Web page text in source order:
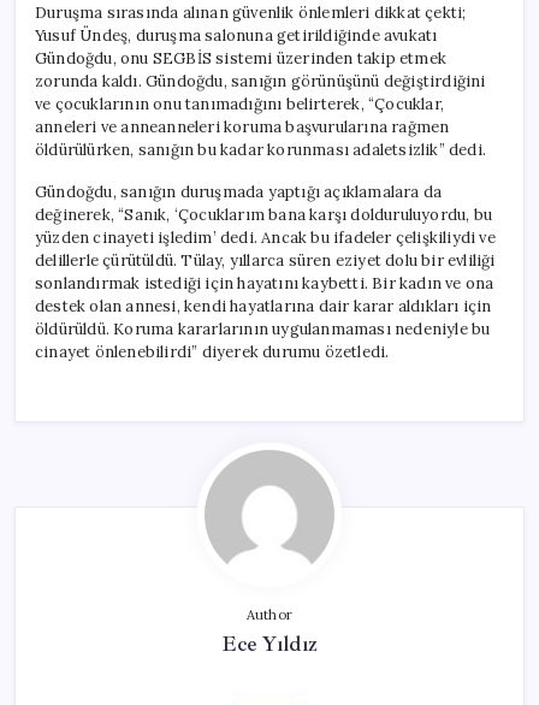
Duruşma sırasında alınan güvenlik önlemleri dikkat çekti;
Yusuf Ündeş, duruşma salonuna getirildiğinde avukatı
Gündoğdu, onu SEGBİS sistemi üzerinden takip etmek
zorunda kaldı. Gündoğdu, sanığın görünüşünü değiştirdiğini
ve çocuklarının onu tanımadığını belirterek, “Çocuklar,
anneleri ve anneanneleri koruma başvurularına rağmen
öldürülürken, sanığın bu kadar korunması adaletsizlik” dedi.
Gündoğdu, sanığın duruşmada yaptığı açıklamalara da
değinerek, “Sanık, ‘Çocuklarım bana karşı dolduruluyordu, bu
yüzden cinayeti işledim’ dedi. Ancak bu ifadeler çelişkiliydi ve
delillerle çürütüldü. Tülay, yıllarca süren eziyet dolu bir evliliği
sonlandırmak istediği için hayatını kaybetti. Bir kadın ve ona
destek olan annesi, kendi hayatlarına dair karar aldıkları için
öldürüldü. Koruma kararlarının uygulanmaması nedeniyle bu
cinayet önlenebilirdi” diyerek durumu özetledi.
Author
Ece Yıldız